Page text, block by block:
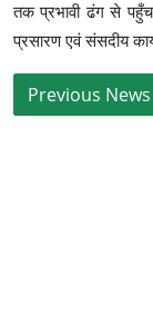
तक प्रभावी ढंग से
प्रसारण एवं संसदीय